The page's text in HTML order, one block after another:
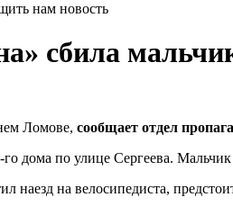
нам новость
сбила
Ломове, сообщает отдел
дома по улице Сергеева.
на велосипедиста,